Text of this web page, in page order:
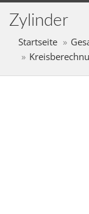
Zylinder
Startseite